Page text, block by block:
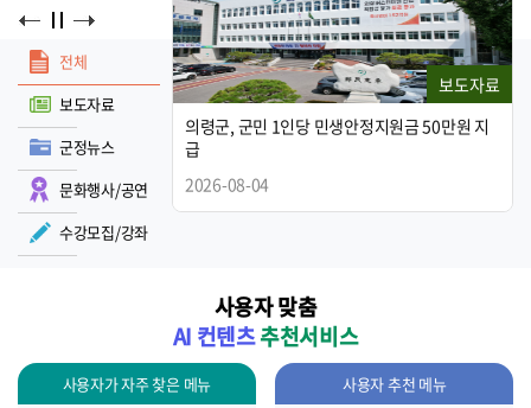
전체
의령군, 군민 1인당 민생안정지원금 50만원 지
급
2026-08-04
보도자료
의령군, 군민 1인당 민생안정지원금 50만원 지
급
2026-08-04
군정뉴스
2026년 07월 군정뉴스(2023회)
2026-07-27
문화행사/공연
등록된 게시물이 없습
수강모집/강좌
파워포인트 2021
2026-06-30
사용자 맞춤
AI 컨텐츠추천서비스
사용자가 자주 찾은 메뉴
사용자 추천 메뉴